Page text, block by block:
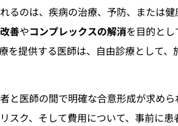
るのは、疾病の治療、予防、または
善やコンプレックスの解消を目的と
を提供する医師は、自由診療として
と医師の間で明確な合意形成が求め
スク、そして費用について、事前に